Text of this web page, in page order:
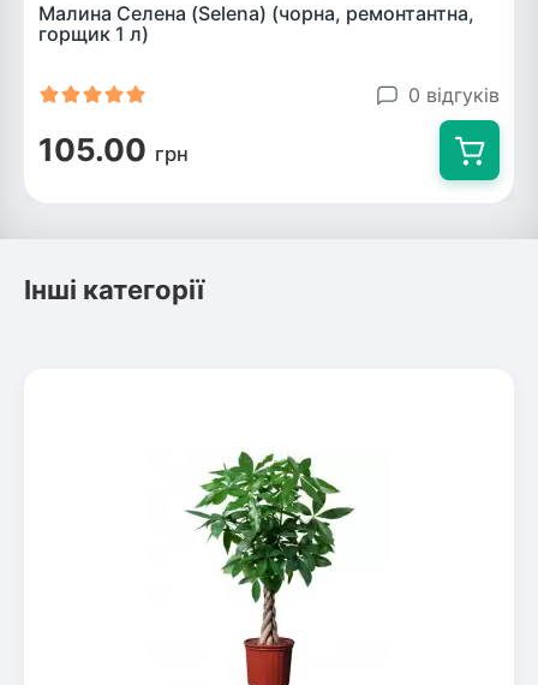
Малина Селена (Selena) (чорна, ремонтантна,
горщик 1 л)
0 відгуків
105.00 грн
Інші категорії